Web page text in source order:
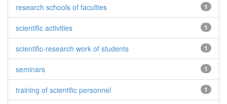
1
research schools of faculties
1
scientific activities
1
scientific-research work of students
1
seminars
1
training of scientific personnel